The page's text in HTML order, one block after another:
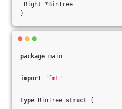
Right *BinTree
}
package main
import "fmt"
type BinTree struct {